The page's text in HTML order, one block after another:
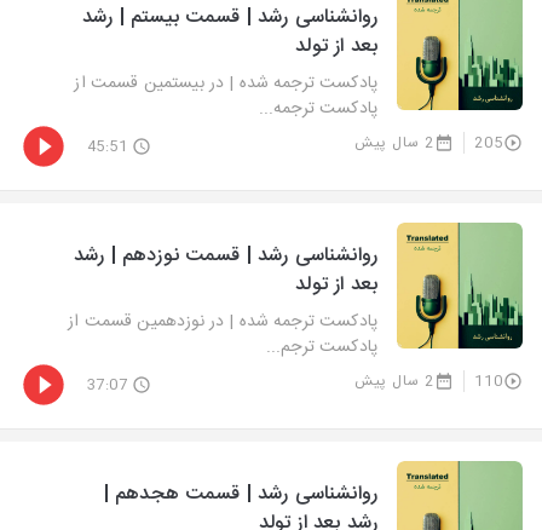
روانشناسی رشد | قسمت بیستم | رشد
بعد از تولد
پادکست ترجمه شده | در بیستمین قسمت از
پادکست ترجمه...
205 2 سال پیش 45:51
روانشناسی رشد | قسمت نوزدهم | رشد
بعد از تولد
پادکست ترجمه شده | در نوزدهمین قسمت از
پادکست ترجم...
110 2 سال پیش 37:07
روانشناسی رشد | قسمت هجدهم |
رشد بعد از تولد